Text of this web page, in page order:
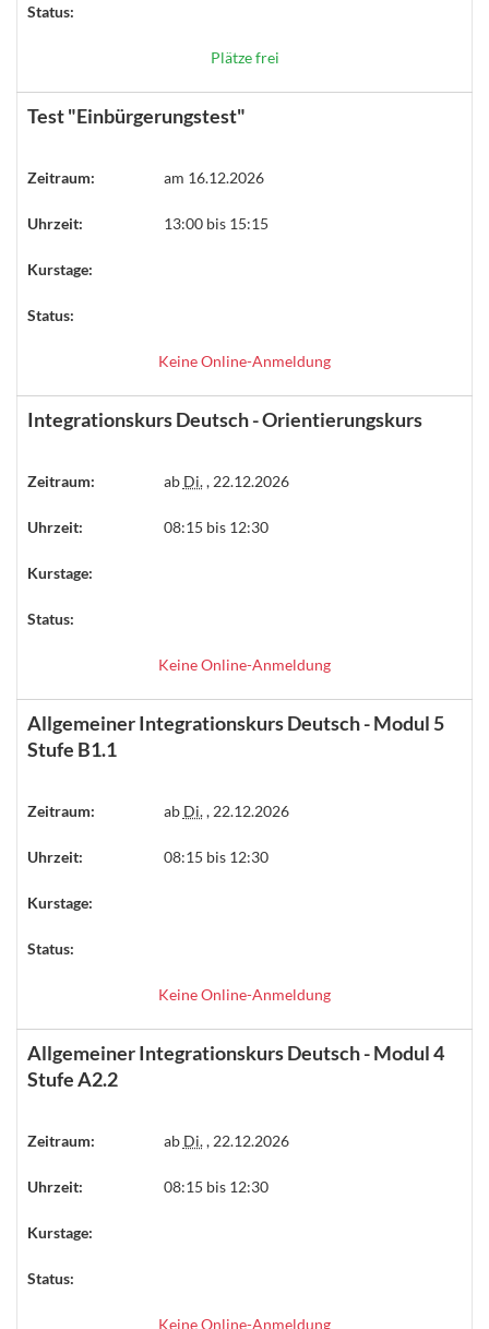
Status:
Plätze frei
Test "Einbürgerungstest"
Zeitraum: am 16.12.2026
Uhrzeit: 13:00 bis 15:15
Kurstage:
Status:
Keine Online-Anmeldung
Integrationskurs Deutsch - Orientierungskurs
Zeitraum: ab Di., 22.12.2026
Uhrzeit: 08:15 bis 12:30
Kurstage:
Status:
Keine Online-Anmeldung
Allgemeiner Integrationskurs Deutsch - Modul 5
Stufe B1.1
Zeitraum: ab Di., 22.12.2026
Uhrzeit: 08:15 bis 12:30
Kurstage:
Status:
Keine Online-Anmeldung
Allgemeiner Integrationskurs Deutsch - Modul 4
Stufe A2.2
Zeitraum: ab Di., 22.12.2026
Uhrzeit: 08:15 bis 12:30
Kurstage:
Status:
Keine Online-Anmeldung